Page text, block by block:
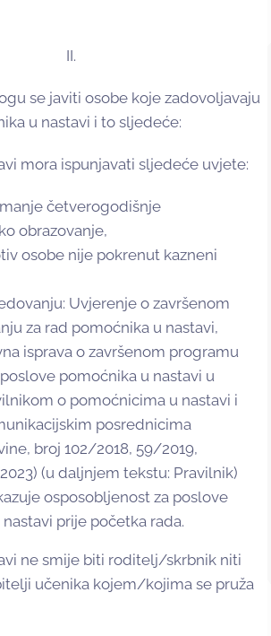
II.
se javiti osobe koje zadovoljavaju
u nastavi i to sljedeće:
mora ispunjavati sljedeće uvjete:
četverogodišnje
obrazovanje,
osobe nije pokrenut kazneni
Uvjerenje o završenom
za rad pomoćnika u nastavi,
isprava o završenom programu
pomoćnika u nastavi u
o pomoćnicima u nastavi i
posrednicima
broj 102/2018, 59/2019,
(u daljnjem tekstu: Pravilnik)
osposobljenost za poslove
prije početka rada.
ne smije biti roditelj/skrbnik niti
učenika kojem/kojima se pruža